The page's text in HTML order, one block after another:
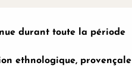
durant toute la période
ethnologique, provençale